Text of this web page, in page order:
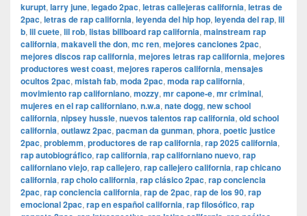
kurupt, larry june, legado 2pac, letras callejeras california, letras de
2pac, letras de rap california, leyenda del hip hop, leyenda del rap, lil
b, lil cuete, lil rob, listas billboard rap california, mainstream rap
california, makaveli the don, mc ren, mejores canciones 2pac,
mejores discos rap california, mejores letras rap california, mejores
productores west coast, mejores raperos california, mensajes
ocultos 2pac, mistah fab, moda 2pac, moda rap california,
movimiento rap californiano, mozzy, mr capone-e, mr criminal,
mujeres en el rap californiano, n.w.a, nate dogg, new school
california, nipsey hussle, nuevos talentos rap california, old school
california, outlawz 2pac, pacman da gunman, phora, poetic justice
2pac, problemm, productores de rap california, rap 2025 california,
rap autobiográfico, rap california, rap californiano nuevo, rap
californiano viejo, rap callejero, rap callejero california, rap chicano
california, rap cholo california, rap clásico 2pac, rap conciencia
2pac, rap conciencia california, rap de 2pac, rap de los 90, rap
emocional 2pac, rap en español california, rap filosófico, rap